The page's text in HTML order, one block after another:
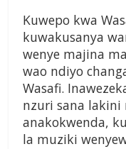
Kuwepo kwa
kuwakusanya
wenye majina
wao ndiyo
Wasafi.
nzuri sana
anakokwenda,
la muziki